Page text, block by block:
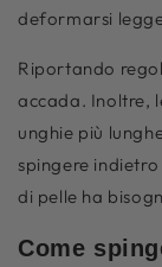
deformarsi
Riportando
accada. Inoltre,
unghie più
spingere
di pelle ha
Come